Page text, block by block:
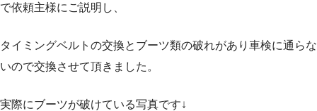
で依頼主様にご説明し、
タイミングベルトの交換とブーツ類の破れがあり車検に通らな
いので交換させて頂きました。
実際にブーツが破けている写真です↓